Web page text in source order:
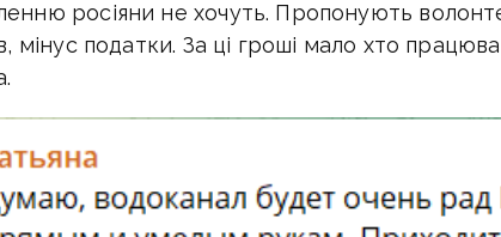
росіяни не хочуть. Пропонують
мінус податки. За ці гроші мало хто